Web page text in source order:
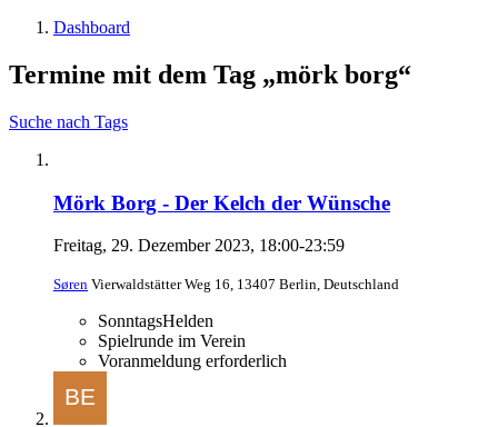
Dashboard
Termine mit dem Tag „mörk borg“
Suche nach Tags
Mörk Borg - Der Kelch der Wünsche
Freitag, 29. Dezember 2023, 18:00-23:59
Søren Vierwaldstätter Weg 16, 13407 Berlin, Deutschland
SonntagsHelden
Spielrunde im Verein
Voranmeldung erforderlich